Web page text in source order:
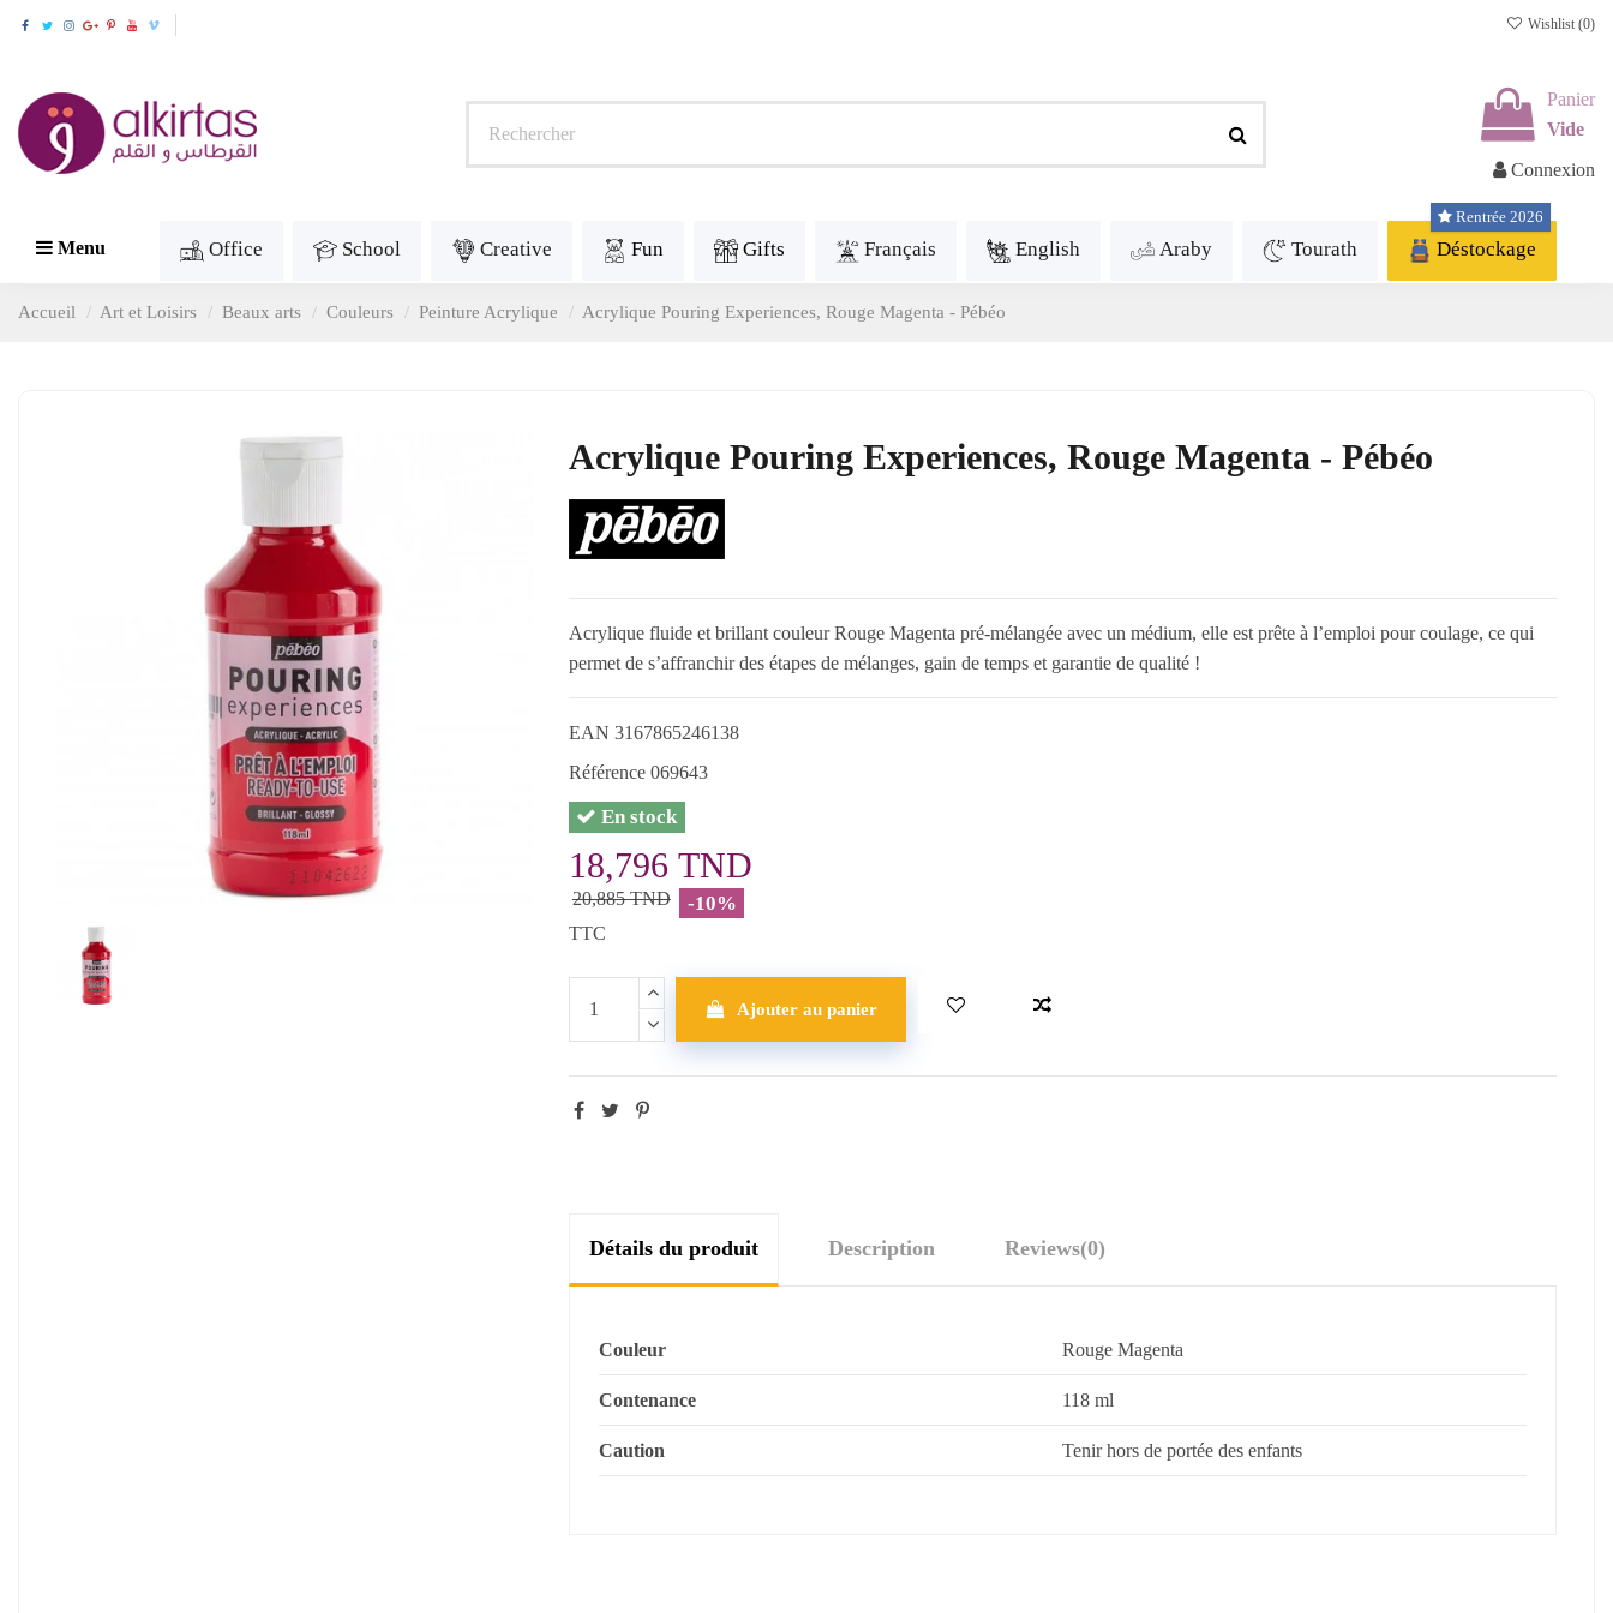
Wishlist (0)
Panier
Vide
Connexion
Menu Office School Creative Fun Gifts Français English Araby Tourath Déstockage
Rentrée 2026
Accueil Art et Loisirs Beaux arts Couleurs Peinture Acrylique Acrylique Pouring Experiences, Rouge Magenta - Pébéo
Acrylique Pouring Experiences, Rouge Magenta - Pébéo
Acrylique fluide et brillant couleur Rouge Magenta pré-mélangée avec un médium, elle est prête à l’emploi pour coulage, ce qui
permet de s’affranchir des étapes de mélanges, gain de temps et garantie de qualité !
EAN 3167865246138
Référence 069643
En stock
18,796 TND
20,885 TND -10%
TTC
Ajouter au panier
Détails du produit Description Reviews(0)
Couleur Rouge Magenta
Contenance 118 ml
Caution Tenir hors de portée des enfants